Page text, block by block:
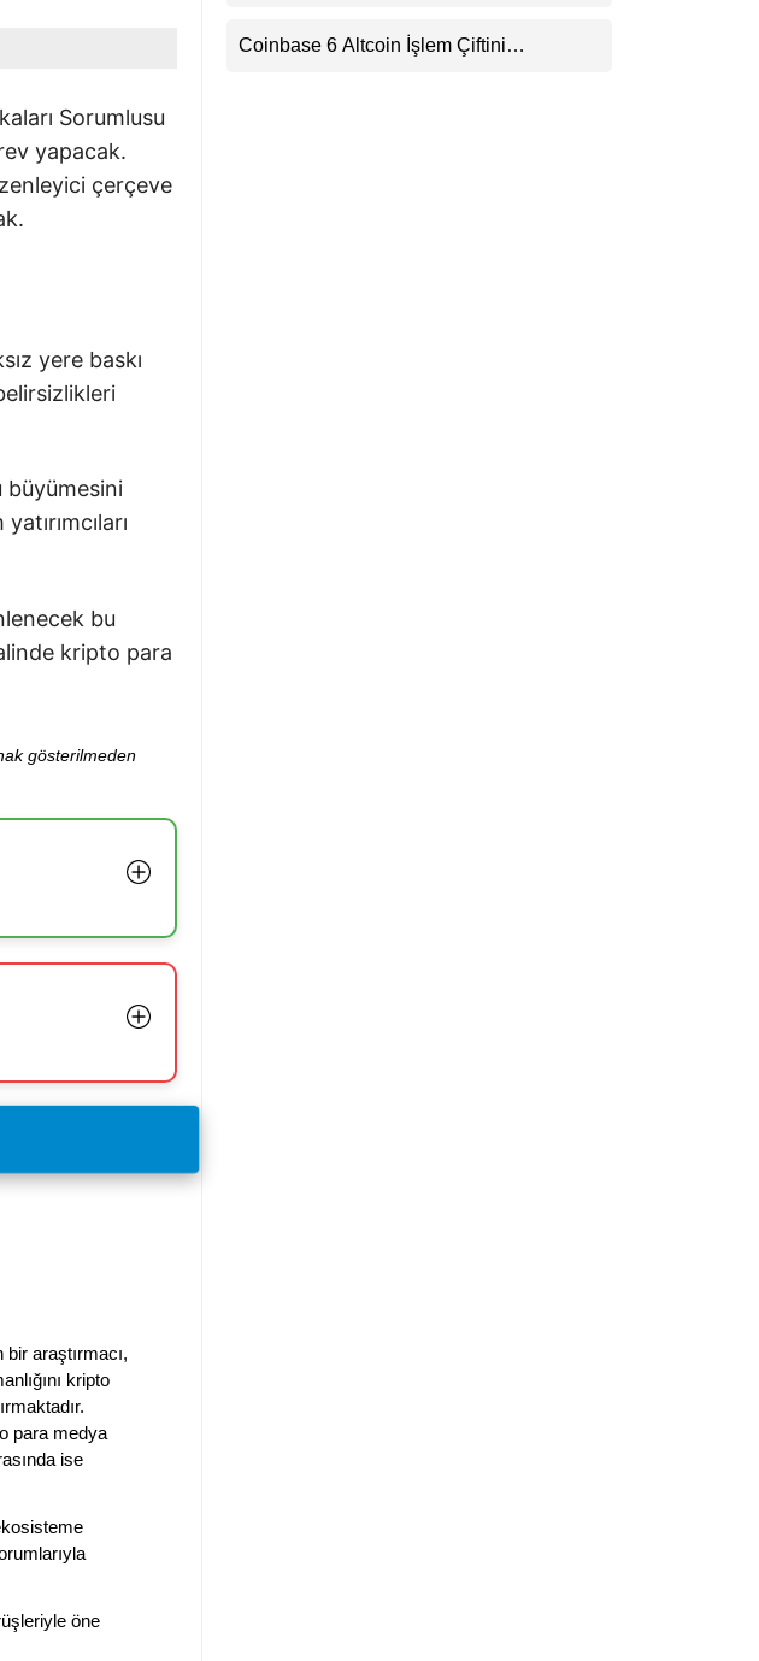
Sorumlusu
yapacak.
çerçeve
yere baskı
büyümesini
bu
kripto para
gösterilmeden
araştırmacı,
kripto
para medya
ise
öne
Coinbase 6 Altcoin İşlem Çiftini